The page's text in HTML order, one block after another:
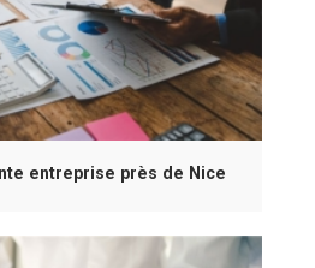
entreprise près de Nice